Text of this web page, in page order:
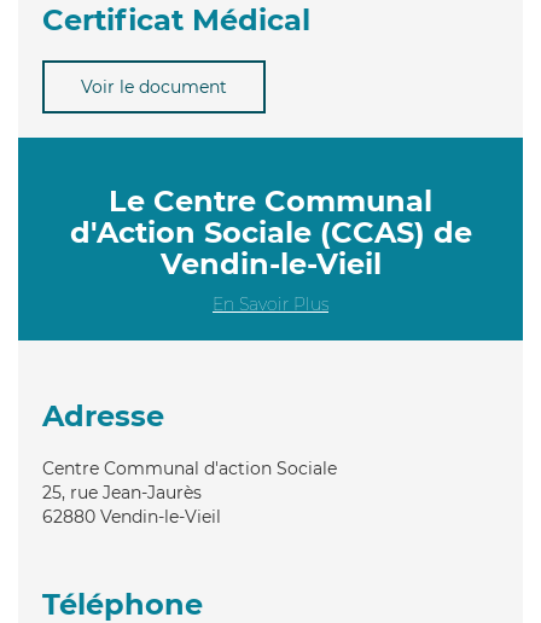
Certificat Médical
Voir le document
Le Centre Communal
d'Action Sociale (CCAS) de
Vendin-le-Vieil
En Savoir Plus
Adresse
Centre Communal d'action Sociale
25, rue Jean-Jaurès
62880 Vendin-le-Vieil
Téléphone